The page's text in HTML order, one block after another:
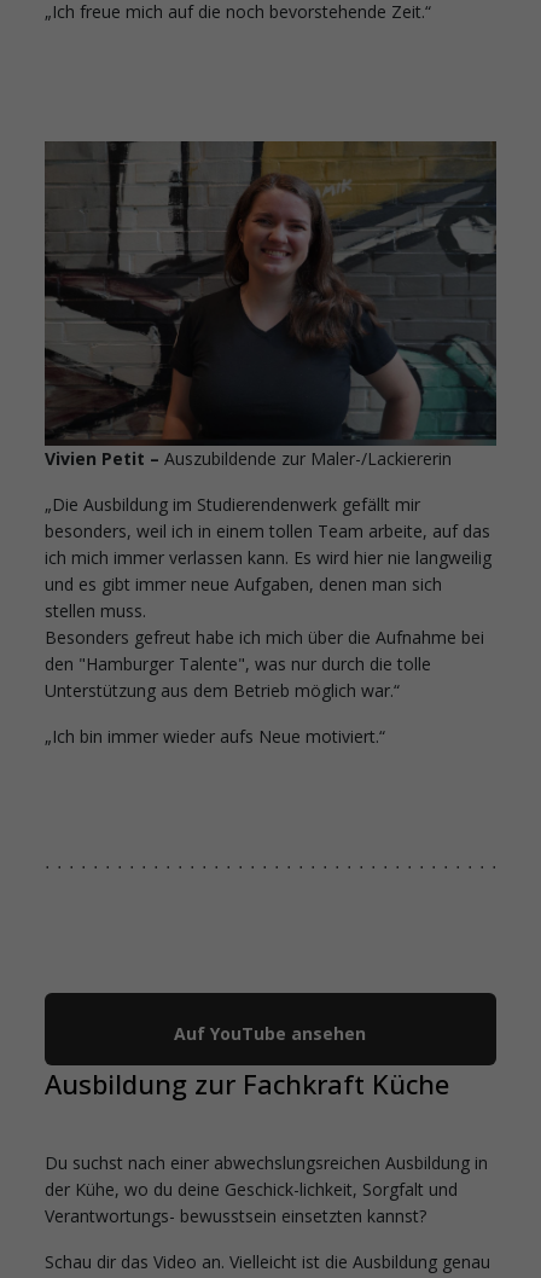
„Ich freue mich auf die noch bevorstehende Zeit.“
Vivien Petit –Auszubildende zur Maler-/Lackiererin
„Die Ausbildung im Studierendenwerk gefällt mir
besonders, weil ich in einem tollen Team arbeite, auf das
ich mich immer verlassen kann. Es wird hier nie langweilig
und es gibt immer neue Aufgaben, denen man sich
stellen muss.
Besonders gefreut habe ich mich über die Aufnahme bei
den "Hamburger Talente", was nur durch die tolle
Unterstützung aus dem Betrieb möglich war.“
„Ich bin immer wieder aufs Neue motiviert.“
YouTube
Auf YouTube ansehen
Ausbildung zur Fachkraft Küche
Du suchst nach einer abwechslungsreichen Ausbildung in
der Kühe, wo du deine Geschick-lichkeit, Sorgfalt und
Verantwortungs- bewusstsein einsetzten kannst?
Schau dir das Video an. Vielleicht ist die Ausbildung genau